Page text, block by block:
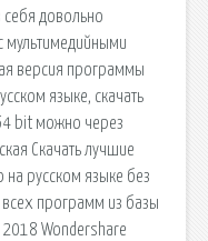
себя довольно
мультимедийными
версия программы
языке, скачать
bit можно через
Скачать лучшие
русском языке без
программ из базы
Wondershare